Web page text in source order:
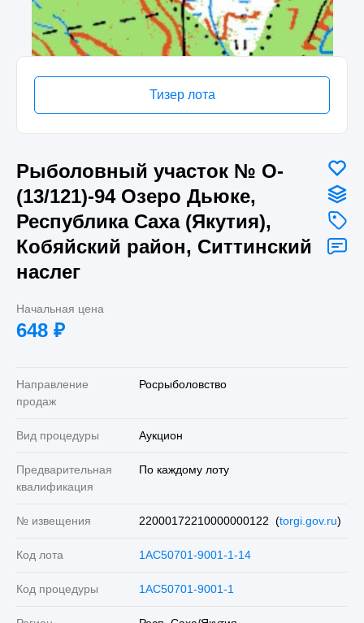
Тизер лота
Рыболовный участок № О-
(13/121)-94 Озеро Дьюке,
Республика Саха (Якутия),
Кобяйский район, Ситтинский
наслег
Начальная цена
648 ₽
Направление
продаж
Росрыболовство
Вид процедуры Аукцион
Предварительная
квалификация
По каждому лоту
№ извещения 22000172210000000122 (torgi.gov.ru)
Код лота 1AC50701-9001-1-14
Код процедуры 1AC50701-9001-1